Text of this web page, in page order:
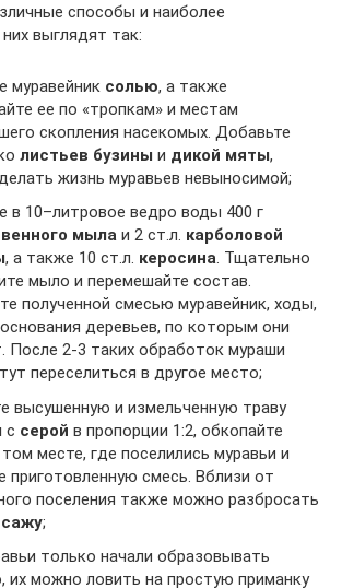
способы и наиболее
выглядят так:
муравейник солью, а также
ее по «тропкам» и местам
скопления насекомых. Добавьте
листьев бузины и дикой мяты,
жизнь муравьев невыносимой;
в 10–литровое ведро воды 400 г
мыла и 2 ст.л. карболовой
, а также 10 ст.л. керосина. Тщательно
мыло и перемешайте состав.
полученной смесью муравейник, ходы,
деревьев, по которым они
После 2-3 таких обработок мураши
переселиться в другое место;
высушенную и измельченную траву
с серой в пропорции 1:2, обкопайте
месте, где поселились муравьи и
приготовленную смесь. Вблизи от
поселения также можно разбросать
;
только начали образовывать
их можно ловить на простую приманку